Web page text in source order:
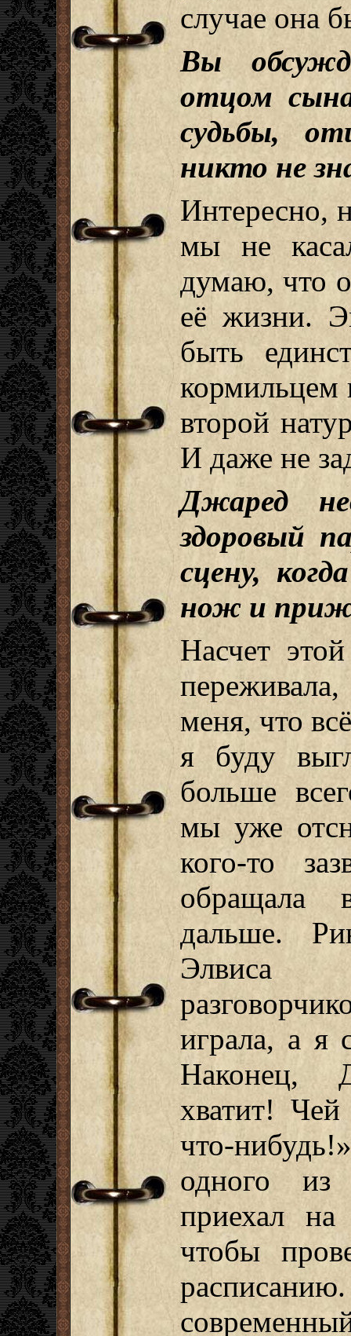
случае она
Вы
отцом
судьбы,
никто не
Интересно,
мы не
думаю, что
её жизни.
быть
кормильцем
второй
И даже не
Джаред
здоровый
сцену,
нож и
Насчет
меня, что
я буду
больше
мы уже
кого-то
обращала
дальше.
играла, а я
Наконец,
хватит!
что-
одного из
приехал
чтобы